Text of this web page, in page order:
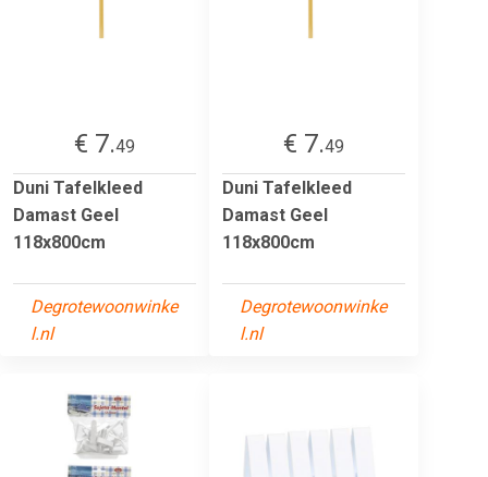
€ 7.49
Duni Tafelkleed
Damast Geel
118x800cm
Degrotewoonwinke
l.nl
€ 7.49
Duni Tafelkleed
Damast Geel
118x800cm
Degrotewoonwinke
l.nl